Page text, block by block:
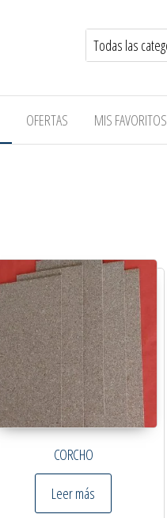
OFERTAS MIS FAVORITOS
CORCHO
Leer más